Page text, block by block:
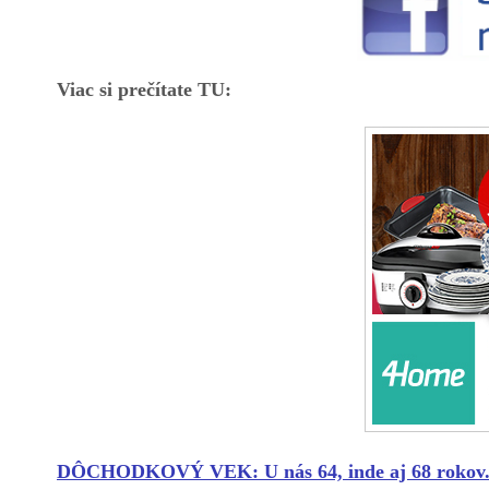
Viac si prečítate TU:
DÔCHODKOVÝ VEK: U nás 64, inde aj 68